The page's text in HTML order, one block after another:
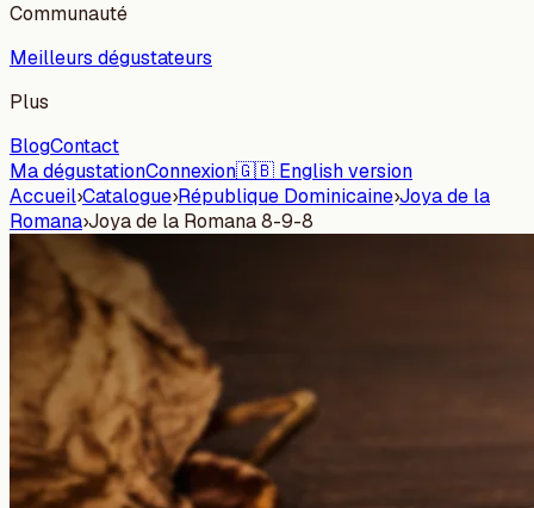
Communauté
Meilleurs dégustateurs
Plus
BlogContact
Ma dégustationConnexion🇬🇧 English version
Accueil›Catalogue›République Dominicaine›Joya de la
Romana›Joya de la Romana 8-9-8